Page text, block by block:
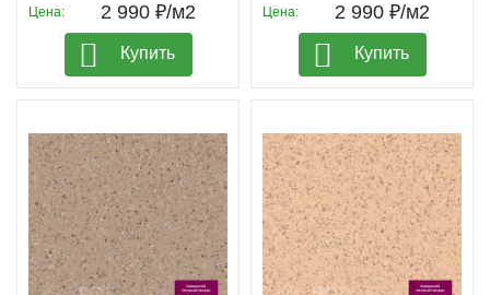
Цена: 2 990 ₽/м2
Купить
Цена: 2 990 ₽/м2
Купить